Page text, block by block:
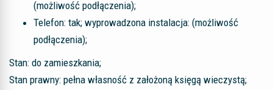
(możliwość podłączenia);
Telefon: tak; wyprowadzona instalacja: (możliwość
podłączenia);
Stan: do zamieszkania;
Stan prawny: pełna własność z założoną księgą wieczystą;